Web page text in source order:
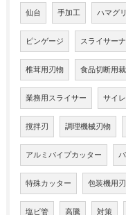
仙台 手加工 ハマグ
ピンゲージ スライサー
椎茸用刃物 食品切断用
業務用スライサー サイ
撹拌刃 調理機械刃物
アルミパイプカッター
特殊カッター 包装機用
塩ビ管 高騰 対策